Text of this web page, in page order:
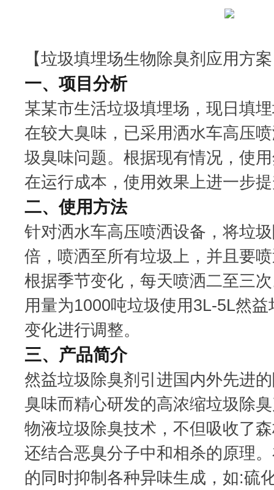
【垃圾填埋场生物除臭剂应用方
一、项目分析
某某市生活垃圾填埋场，现日填
在较大臭味，已采用洒水车高压
圾臭味问题。根据现有情况，使
在运行成本，使用效果上进一步
二、使用方法
针对洒水车高压喷洒设备，将垃
倍，喷洒至所有垃圾上，并且要
根据季节变化，每天喷洒二至三
用量为1000吨垃圾使用3L-5L然
变化进行调整。
三、产品简介
然益垃圾除臭剂引进国内外先进
臭味而精心研发的高浓缩垃圾除
物液垃圾除臭技术，不但吸收了
还结合恶臭分子中和相杀的原理
的同时抑制各种异味生成，如:硫